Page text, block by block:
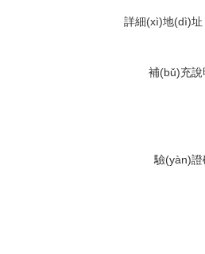
詳細(xì)地(dì)址
補(bǔ)充說
驗(yàn)證